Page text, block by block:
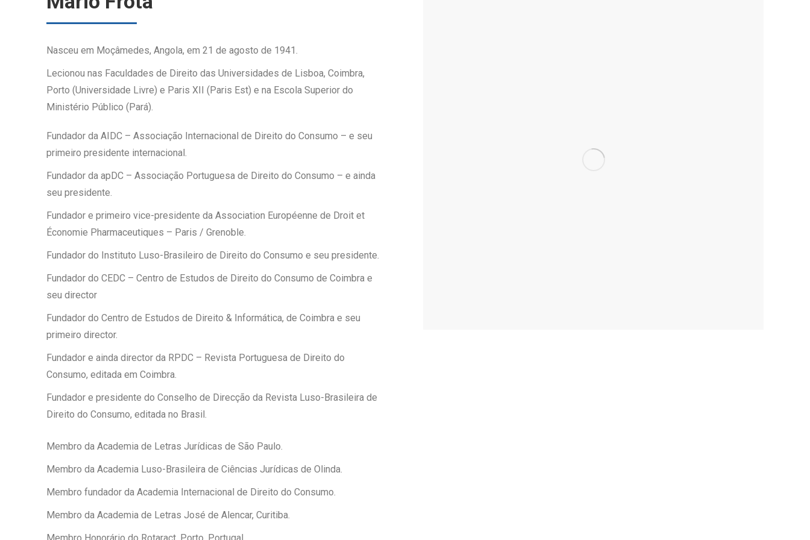
Nasceu em Moçâmedes, Angola, em 21 de agosto de 1941.
Lecionou nas Faculdades de Direito das Universidades de Lisboa, Coimbra,
Porto (Universidade Livre) e Paris XII (Paris Est) e na Escola Superior do
Ministério Público (Pará).
Fundador da AIDC – Associação Internacional de Direito do Consumo – e seu
primeiro presidente internacional.
Fundador da apDC – Associação Portuguesa de Direito do Consumo – e ainda
seu presidente.
Fundador e primeiro vice-presidente da Association Européenne de Droit et
Économie Pharmaceutiques – Paris / Grenoble.
Fundador do Instituto Luso-Brasileiro de Direito do Consumo e seu presidente.
Fundador do CEDC – Centro de Estudos de Direito do Consumo de Coimbra e
seu director
Fundador do Centro de Estudos de Direito & Informática, de Coimbra e seu
primeiro director.
Fundador e ainda director da RPDC – Revista Portuguesa de Direito do
Consumo, editada em Coimbra.
Fundador e presidente do Conselho de Direcção da Revista Luso-Brasileira de
Direito do Consumo, editada no Brasil.
Membro da Academia de Letras Jurídicas de São Paulo.
Membro da Academia Luso-Brasileira de Ciências Jurídicas de Olinda.
Membro fundador da Academia Internacional de Direito do Consumo.
Membro da Academia de Letras José de Alencar, Curitiba.